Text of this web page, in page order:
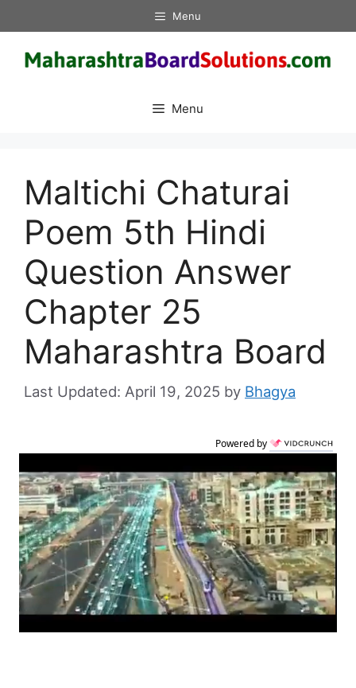
to
content
Menu
Menu
Maltichi Chaturai
Poem 5th Hindi
Question Answer
Chapter 25
Maharashtra Board
April 19, 2025 by Bhagya
Powered by